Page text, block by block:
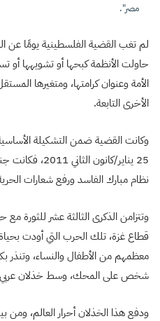
مصر".
لم تغب القضية الفلسطينية يومًا عن
حاولت الأنظمة كبحها أو تشويهها أو
الأمة وعنوان كرامتها، ومتغيرها
الأخرى التابعة.
وكانت القضية ضمن التشكيلة
25 يناير/كانون
نظام مبارك الفاسد ورفع شعارات
وتتزامن الذكرى الثالثة عشر للثورة
معظمهم من الأطفال والنساء، وتنذر
شخص على المحك، وسط خذلان عربي
ودفع هذا الخذلان أحرار العالم، ومن